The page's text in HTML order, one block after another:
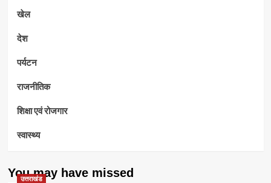
खेल
देश
पर्यटन
राजनीतिक
शिक्षा एवं रोजगार
स्वास्थ्य
You may have missed
उत्तराखंड